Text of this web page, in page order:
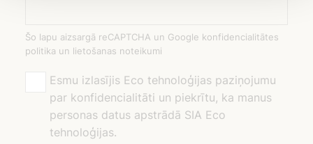
Šo lapu aizsargā reCAPTCHA un Google konfidencialitātes
politika un lietošanas noteikumi
Esmu izlasījis Eco tehnoloģijas paziņojumu
par konfidencialitāti un piekrītu, ka manus
personas datus apstrādā SIA Eco
tehnoloģijas.